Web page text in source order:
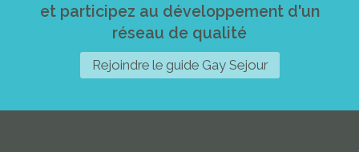
et participez au développement d'un
réseau de qualité
Rejoindre le guide Gay Sejour